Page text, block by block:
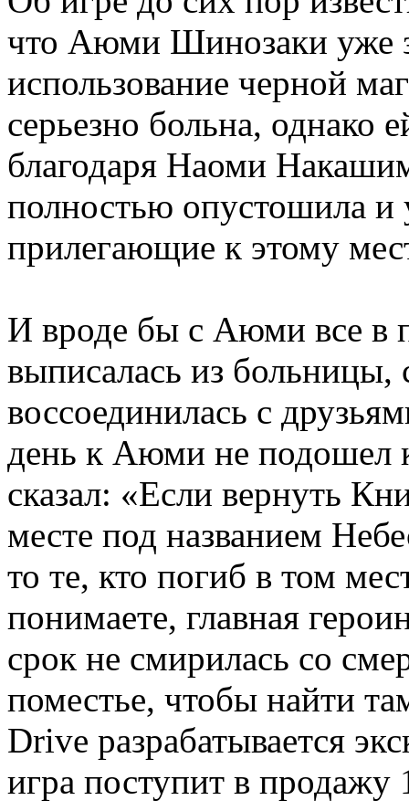
что Аюми Шинозаки уже
использование черной
серьезно больна, однако
благодаря Наоми
полностью опустошила
прилегающие к этому
И вроде бы с Аюми все в
выписалась из больницы,
воссоединилась с
день к Аюми не подошел
сказал: «Если вернуть
месте под названием
то те, кто погиб в том
понимаете, главная
срок не смирилась со
поместье, чтобы найти
Drive разрабатывается
игра поступит в продажу